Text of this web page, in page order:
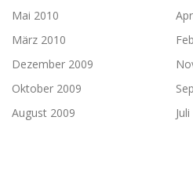
Mai 2010
März 2010
Dezember 2009
Oktober 2009
August 2009